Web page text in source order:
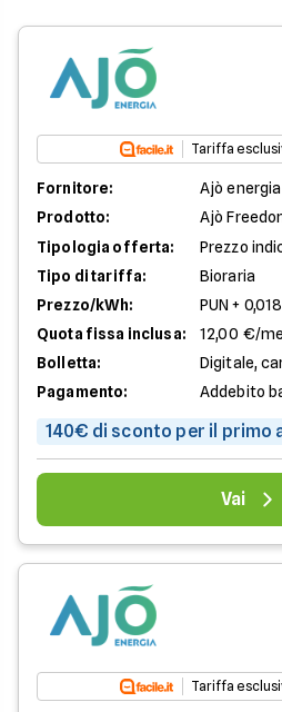
Tariffa
Fornitore:
Ajò energia
Prodotto:
Ajò
Tipologia offerta:
Prezzo
Tipo di tariffa:
Bioraria
Prezzo/kWh:
PUN +
Quota fissa inclusa:
12,00 €/
Bolletta:
Digitale,
Pagamento:
Addebito
140€ di sconto per il primo
Vai
Tariffa